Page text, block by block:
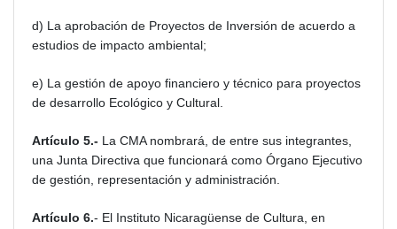
d) La aprobación de Proyectos de Inversión de acuerdo a
estudios de impacto ambiental;
e) La gestión de apoyo financiero y técnico para proyectos
de desarrollo Ecológico y Cultural.
Artículo 5.- La CMA nombrará, de entre sus integrantes,
una Junta Directiva que funcionará como Órgano Ejecutivo
de gestión, representación y administración.
Artículo 6.- El Instituto Nicaragüense de Cultura, en